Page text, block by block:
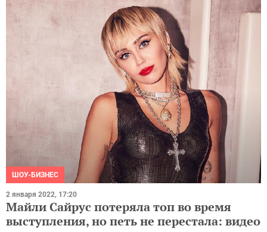
ШОУ-БИЗНЕС
2 января 2022, 17:20
Майли Сайрус потеряла топ во время
выступления, но петь не перестала: видео